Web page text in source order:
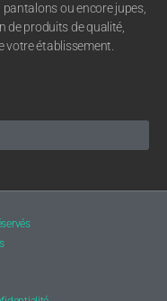
ou encore jupes,
de produits de qualité,
votre établissement.